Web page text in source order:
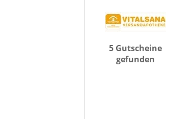
5 Gutscheine
gefunden